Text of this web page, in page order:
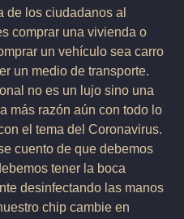
de los ciudadanos al
comprar una vivienda o
un vehículo sea carro
un medio de transporte.
no es un lujo sino una
más razón aún con todo lo
el tema del Coronavirus.
cuento de que debemos
tener la boca
desinfectando las manos
chip cambie en